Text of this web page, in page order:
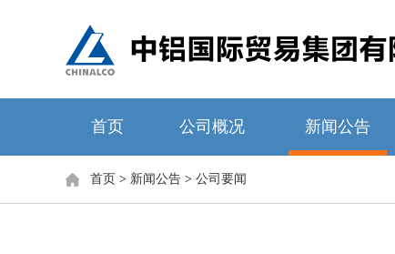
首页 公司概况 新闻公告
首页 > 新闻公告 > 公司要闻